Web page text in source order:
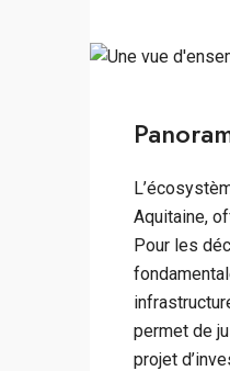
Aquitaine,
Pour les
permet de
projet